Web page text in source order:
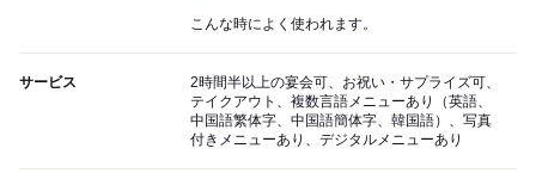
こんな時によく使われます。
サービス
2時間半以上の宴会可、お祝い・サプライズ可、
テイクアウト、複数言語メニューあり（英語、
中国語繁体字、中国語簡体字、韓国語）、写真
付きメニューあり、デジタルメニューあり